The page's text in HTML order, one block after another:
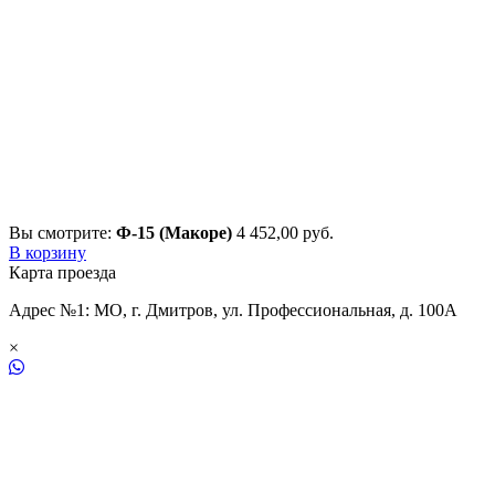
Вы смотрите: Ф-15 (Макоре) 4 452,00 руб.
В корзину
Карта проезда
Адрес №1: МО, г. Дмитров, ул. Профессиональная, д. 100А
×